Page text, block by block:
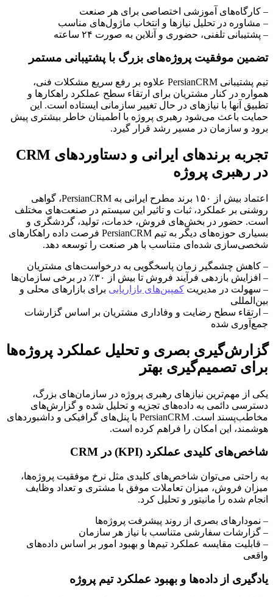
– کارگاه‌های آموزشی اختصاصی برای هر صنعت
– مشاوره در تحلیل نیازها و انتخاب ماژول‌های مناسب
– پشتیبانی تلفنی، حضوری و آنلاین به صورت ۲۴ ساعته
تضمین موفقیت پروژه‌های بزرگ با پشتیبانی مستمر
تیم پشتیبانی PersianCRM علاوه بر رفع سریع مشکلات فنی،
همواره در کنار مشتریان برای ارتقاء سطح عملکرد راهکارها و
تطبیق آنها با نیازهای در حال تغییر سازمانی ایستاده است. این
حمایت باعث می‌شود رهبری پروژه با اطمینان خاطر بیشتری پیش
برود و سازمان در مسیر رشد قرار گیرد.
تجربه برندهای ایرانی و دستاوردهای CRM
در رهبری پروژه
اعتماد بیش از ۱۵۰ برند مطرح ایرانی به PersianCRM، گواهی
روشنی بر عملکرد، ثبات و تاثیر این سیستم در صنعت‌های مختلف
است. حضور در بخش‌های فروش، خدمات، تولید، گردشگری و
بسیاری حوزه‌های دیگر به تیم PersianCRM فرصت داده راهکارهای
شخصی‌سازی شده‌ای متناسب با هر صنعت را توسعه دهد.
– کاهش چشمگیر زمان پاسخگویی به درخواست‌های مشتریان
– افزایش بازدهی فرآیند فروش تا بیش از ۳۰٪ در برخی سازمان‌ها
– سهولت در مدیریت کمپین‌های بازاریابی برای بازارهای محلی و
بین‌المللی
– ارتقاء سطح رضایت و وفاداری مشتریان بر اساس گزارشات
جمع‌آوری شده
گزارش‌گیری بصری و تحلیل عملکرد پروژه‌ها
برای تصمیم‌گیری بهتر
یکی از مهم‌ترین نیازهای رهبری پروژه در سازمان‌های بزرگ،
دسترسی دائمی به داده‌های تجزیه و تحلیل شده و گزارش‌های
مخاطب‌پسند است. PersianCRM با پنل‌های گرافیکی و داشبوردهای
هوشمند، این امکان را فراهم کرده است.
شاخص‌های کلیدی عملکرد (KPI) در CRM
به راحتی می‌توان شاخص‌های کلیدی مثل نرخ موفقیت پروژه‌ها،
میزان فروش، میزان تعاملات موفق با مشتری و تعداد وظایف
انجام شده را مانیتور و تحلیل کرد.
– نمودارهای بصری از روند پیشرفت پروژه‌ها
– گزارشات سفارشی متناسب با نیاز هر سازمان
– قابلیت مقایسه عملکرد تیم‌ها و بهبود امور بر اساس داده‌های
واقعی
یادگیری از داده‌ها و بهبود عملکرد تیم پروژه